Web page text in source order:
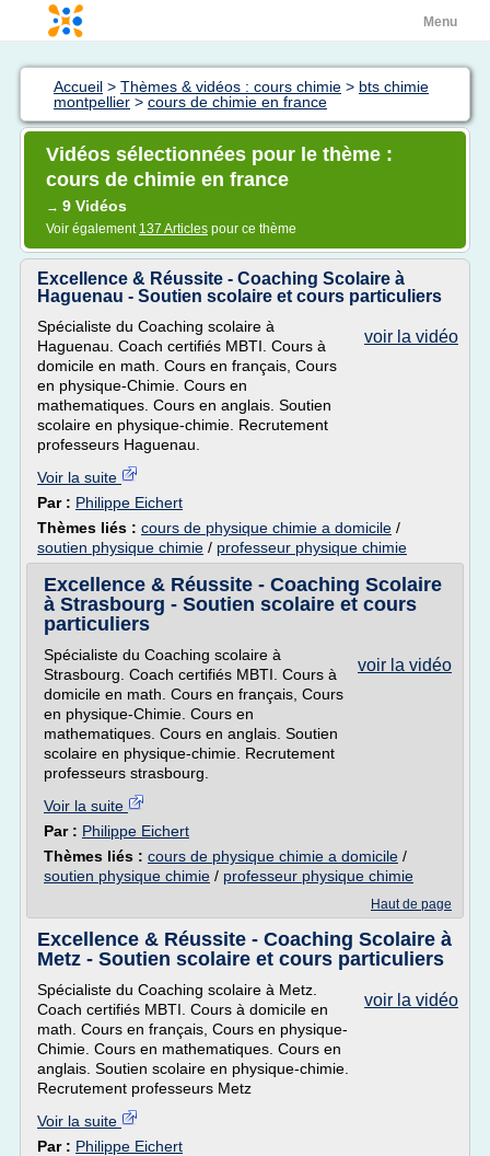
Menu
Accueil > Thèmes & vidéos : cours chimie > bts chimie
montpellier > cours de chimie en france
Vidéos sélectionnées pour le thème :
cours de chimie en france
→ 9 Vidéos
Voir également 137 Articles pour ce thème
Excellence & Réussite - Coaching Scolaire à
Haguenau - Soutien scolaire et cours particuliers
voir la vidéo
Spécialiste du Coaching scolaire à
Haguenau. Coach certifiés MBTI. Cours à
domicile en math. Cours en français, Cours
en physique-Chimie. Cours en
mathematiques. Cours en anglais. Soutien
scolaire en physique-chimie. Recrutement
professeurs Haguenau.
Voir la suite
Par : Philippe Eichert
Thèmes liés : cours de physique chimie a domicile /
soutien physique chimie / professeur physique chimie
Excellence & Réussite - Coaching Scolaire
à Strasbourg - Soutien scolaire et cours
particuliers
voir la vidéo
Spécialiste du Coaching scolaire à
Strasbourg. Coach certifiés MBTI. Cours à
domicile en math. Cours en français, Cours
en physique-Chimie. Cours en
mathematiques. Cours en anglais. Soutien
scolaire en physique-chimie. Recrutement
professeurs strasbourg.
Voir la suite
Par : Philippe Eichert
Thèmes liés : cours de physique chimie a domicile /
soutien physique chimie / professeur physique chimie
Haut de page
Excellence & Réussite - Coaching Scolaire à
Metz - Soutien scolaire et cours particuliers
voir la vidéo
Spécialiste du Coaching scolaire à Metz.
Coach certifiés MBTI. Cours à domicile en
math. Cours en français, Cours en physique-
Chimie. Cours en mathematiques. Cours en
anglais. Soutien scolaire en physique-chimie.
Recrutement professeurs Metz
Voir la suite
Par : Philippe Eichert